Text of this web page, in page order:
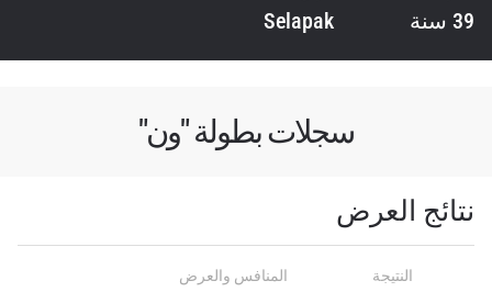
39 سنة Selapak
سجلات بطولة "ون"
نتائج العرض
النتيجة المنافس والعرض